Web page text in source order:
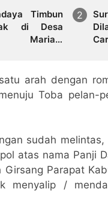
Timbun
di Desa
Mariah,
arah dengan
Toba pelan-
sudah
atas nama Panji
Girsang Parapat
menyalip /